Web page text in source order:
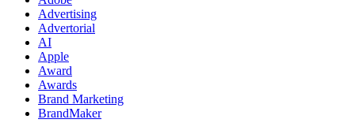
Advertising
Advertorial
AI
Apple
Award
Awards
Brand Marketing
BrandMaker